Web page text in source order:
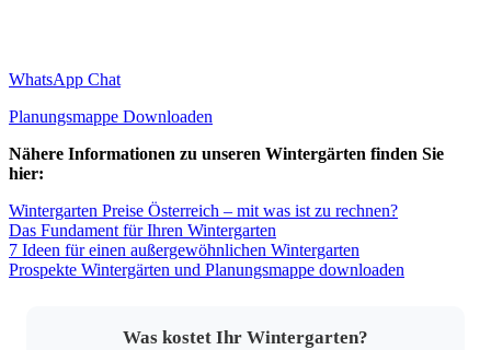
WhatsApp Chat
Planungsmappe Downloaden
Nähere Informationen zu unseren Wintergärten finden Sie
hier:
Wintergarten Preise Österreich – mit was ist zu rechnen?
Das Fundament für Ihren Wintergarten
7 Ideen für einen außergewöhnlichen Wintergarten
Prospekte Wintergärten und Planungsmappe downloaden
Was kostet Ihr Wintergarten?